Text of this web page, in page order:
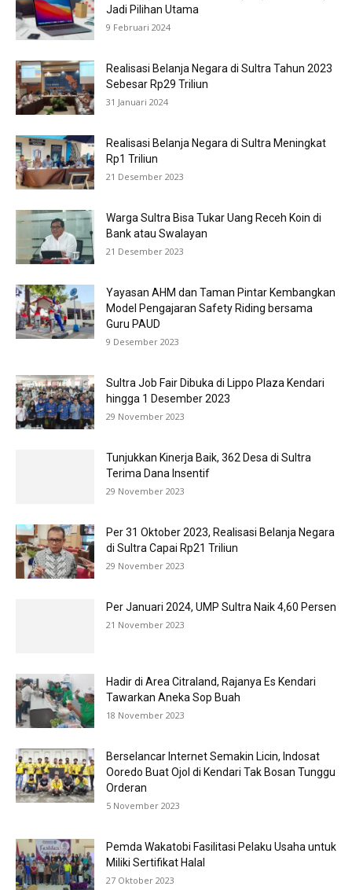
Jadi Pilihan Utama
9 Februari 2024
Realisasi Belanja Negara di Sultra Tahun 2023
Sebesar Rp29 Triliun
31 Januari 2024
Realisasi Belanja Negara di Sultra Meningkat
Rp1 Triliun
21 Desember 2023
Warga Sultra Bisa Tukar Uang Receh Koin di
Bank atau Swalayan
21 Desember 2023
Yayasan AHM dan Taman Pintar Kembangkan
Model Pengajaran Safety Riding bersama
Guru PAUD
9 Desember 2023
Sultra Job Fair Dibuka di Lippo Plaza Kendari
hingga 1 Desember 2023
29 November 2023
Tunjukkan Kinerja Baik, 362 Desa di Sultra
Terima Dana Insentif
29 November 2023
Per 31 Oktober 2023, Realisasi Belanja Negara
di Sultra Capai Rp21 Triliun
29 November 2023
Per Januari 2024, UMP Sultra Naik 4,60 Persen
21 November 2023
Hadir di Area Citraland, Rajanya Es Kendari
Tawarkan Aneka Sop Buah
18 November 2023
Berselancar Internet Semakin Licin, Indosat
Ooredo Buat Ojol di Kendari Tak Bosan Tunggu
Orderan
5 November 2023
Pemda Wakatobi Fasilitasi Pelaku Usaha untuk
Miliki Sertifikat Halal
27 Oktober 2023